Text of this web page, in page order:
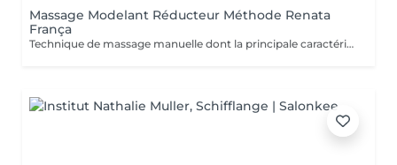
Massage Modelant Réducteur Méthode Renata
França
Technique de massage manuelle dont la principale caractéristique est l'application de mouvements vigoureux, rapides et fermes sur tout le corps. Ce massage a des résultats surprenants car il a été conçu pour modeler les adipocytes, c'est-à-dire déplacer la graisse au bon endroit et ainsi donner plus de contour au corps. Le malaxage, le pincement et le glissement sont quelques-unes des manuvres qui promettent de donner de nouvelles formes au corps et garantir une silhouette plus sinueuse.